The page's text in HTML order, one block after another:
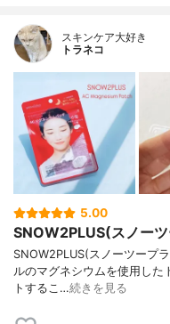
スキンケア大好き
トラネコ
5.00
SNOW2PLUS(スノー
SNOW2PLUS(スノーツープ
ルのマグネシウムを使用した
トするこ…続きを見る